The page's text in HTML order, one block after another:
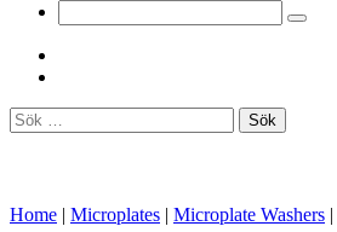
Sök
efter:
Home | Microplates | Microplate Washers |